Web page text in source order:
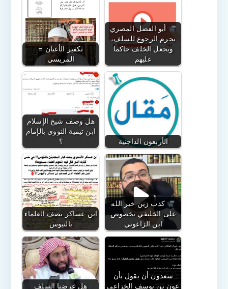
تكفير الأعيان =
المريسي
أبو الفضل المصري
يحرم الرجوع للسلف،
ويجعل الخلف حاكما
عليهم
هل وصف شيخ الإسلام
ابن تيمية النووي بالإمام
؟
الأربعون الداجنية
ابن عساكر يصف العلماء
بالتيوس
كذب زين خير الله
على الخليفي بخصوص
ابن الزاغوني
هل عرضنا السلف
سعدون أن يقول بأن
عون بن يوسف الخزاعي